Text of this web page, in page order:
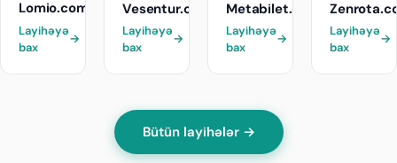
Lomio.com.tr
Layihəyə
bax
→
Vesentur.com
Layihəyə
bax
→
Metabilet.com
Layihəyə
bax
→
Layihəyə
bax
→
Bütün layihələr →